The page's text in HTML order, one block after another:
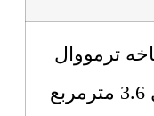
شاخه ترمووال